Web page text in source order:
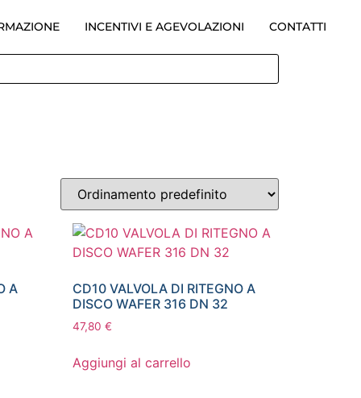
INCENTIVI E AGEVOLAZIONI CONTATTI
A
CD10 VALVOLA DI RITEGNO A
DISCO WAFER 316 DN 32
47,80€
Aggiungi al carrello